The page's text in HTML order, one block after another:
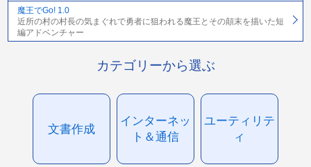
魔王でGo! 1.0
近所の村の村長の気まぐれで勇者に狙われる魔王とその顛末を描いた短
編アドベンチャー
カテゴリーから選ぶ
文書作成
インターネッ
ト＆通信
ユーティリテ
ィ